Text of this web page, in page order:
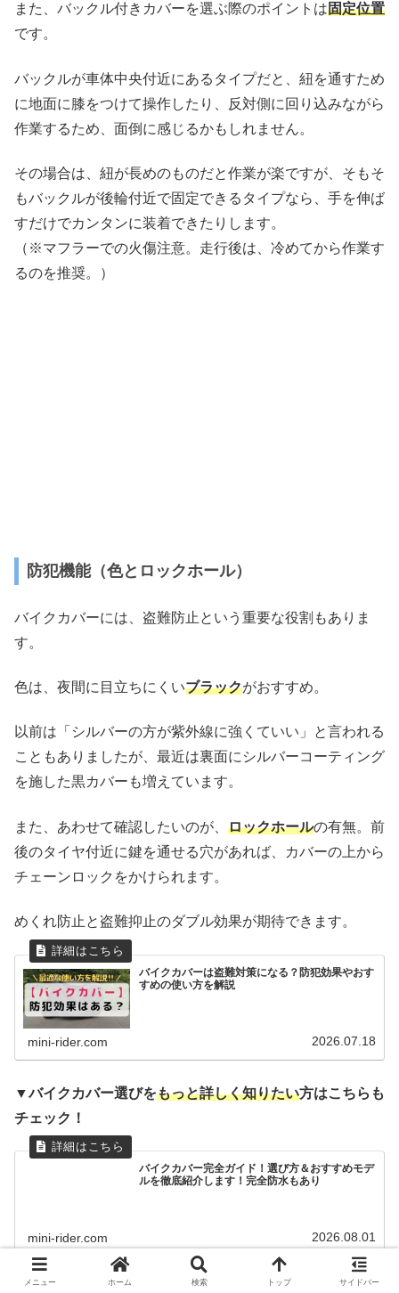
また、バックル付きカバーを選ぶ際のポイントは固定位置
です。
バックルが車体中央付近にあるタイプだと、紐を通すため
に地面に膝をつけて操作したり、反対側に回り込みながら
作業するため、面倒に感じるかもしれません。
その場合は、紐が長めのものだと作業が楽ですが、そもそ
もバックルが後輪付近で固定できるタイプなら、手を伸ば
すだけでカンタンに装着できたりします。
（※マフラーでの火傷注意。走行後は、冷めてから作業す
るのを推奨。）
防犯機能（色とロックホール）
バイクカバーには、盗難防止という重要な役割もありま
す。
色は、夜間に目立ちにくいブラックがおすすめ。
以前は「シルバーの方が紫外線に強くていい」と言われる
こともありましたが、最近は裏面にシルバーコーティング
を施した黒カバーも増えています。
また、あわせて確認したいのが、 ロックホールの有無。前
後のタイヤ付近に鍵を通せる穴があれば、カバーの上から
チェーンロックをかけられます。
めくれ防止と盗難抑止のダブル効果が期待できます。
バイクカバーは盗難対策になる？防犯効果やおす
すめの使い方を解説
mini-rider.com 2026.07.18
▼バイクカバー選びをもっと詳しく知りたい方はこちらも
チェック！
バイクカバー完全ガイド！選び方＆おすすめモデ
ルを徹底紹介します！完全防水もあり
mini-rider.com 2026.08.01
メニュー ホーム 検索 トップ サイドバー